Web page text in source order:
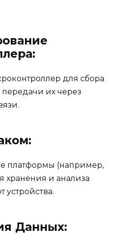
для сбора
их через
платформы (например,
хранения и анализа
устройства.
Данных: